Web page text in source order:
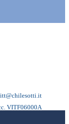
itt@chilesotti.it
VITF06000A